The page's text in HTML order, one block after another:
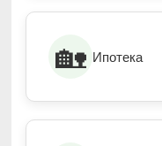
🏡 Ипотека